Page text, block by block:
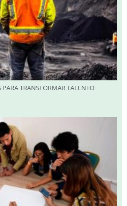
TRANSFORMAR TALENTO